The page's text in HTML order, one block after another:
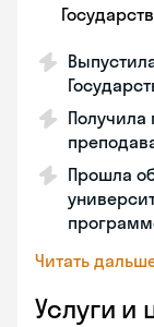
Получила
Прошла
Читать
Услуги и